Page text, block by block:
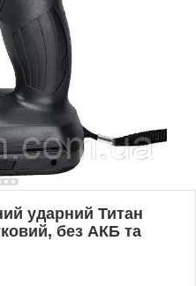
ударний Титан
без АКБ та